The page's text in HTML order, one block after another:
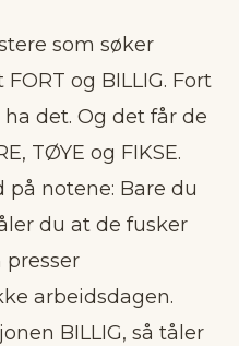
som søker
og BILLIG. Fort
det. Og det får de
TØYE og FIKSE.
notene: Bare du
du at de fusker
presser
arbeidsdagen.
BILLIG, så tåler